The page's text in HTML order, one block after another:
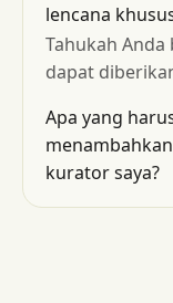
lencana
Tahukah
dapat
Apa yang
kurator saya?